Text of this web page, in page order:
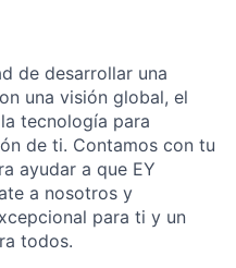
de desarrollar una
una visión global, el
tecnología para
de ti. Contamos con tu
ayudar a que EY
a nosotros y
para ti y un
todos.